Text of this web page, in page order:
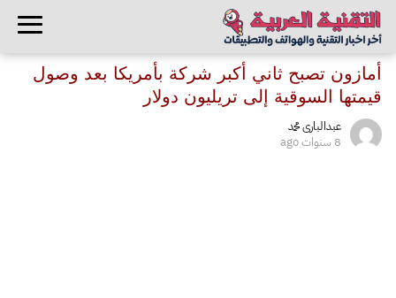
أمازون تصبح ثاني أكبر شركة بأمريكا بعد وصول
قيمتها السوقية إلى تريليون دولار
عبدالبارى محمد
8 سنوات ago